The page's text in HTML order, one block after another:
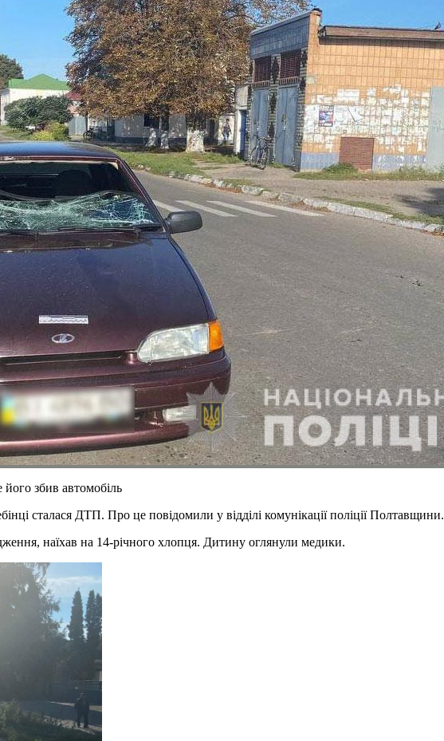
його збив автомобіль
сталася ДТП. Про це повідомили у відділі комунікації поліції Полтавщини.
наїхав на 14-річного хлопця. Дитину оглянули медики.